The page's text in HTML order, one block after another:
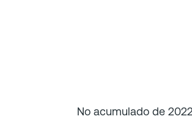
No acumulado de